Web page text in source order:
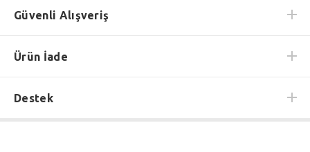
Güvenli Alışveriş
Ürün İade
Destek